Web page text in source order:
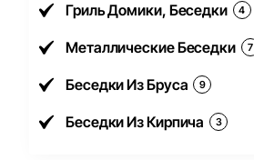
Гриль Домики, Беседки 4
Металлические Беседки 7
Беседки Из Бруса 9
Беседки Из Кирпича 3